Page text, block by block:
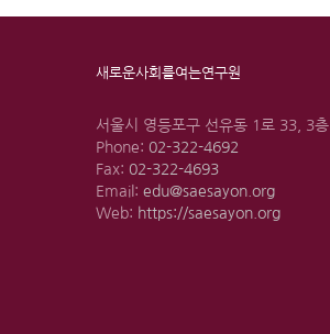
새로운사회를여는연구원
서울시 영등포구 선유동 1로 33, 3층
Phone: 02-322-4692
Fax: 02-322-4693
Email: edu@saesayon.org
Web: https://saesayon.org